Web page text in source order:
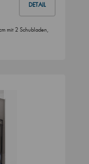
DETAIL
mit 2 Schubladen,